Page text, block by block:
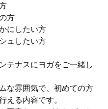
方
にしたい方
ュしたい方
テナスにヨガをご一緒し
な雰囲気で、初めての方
える内容です。